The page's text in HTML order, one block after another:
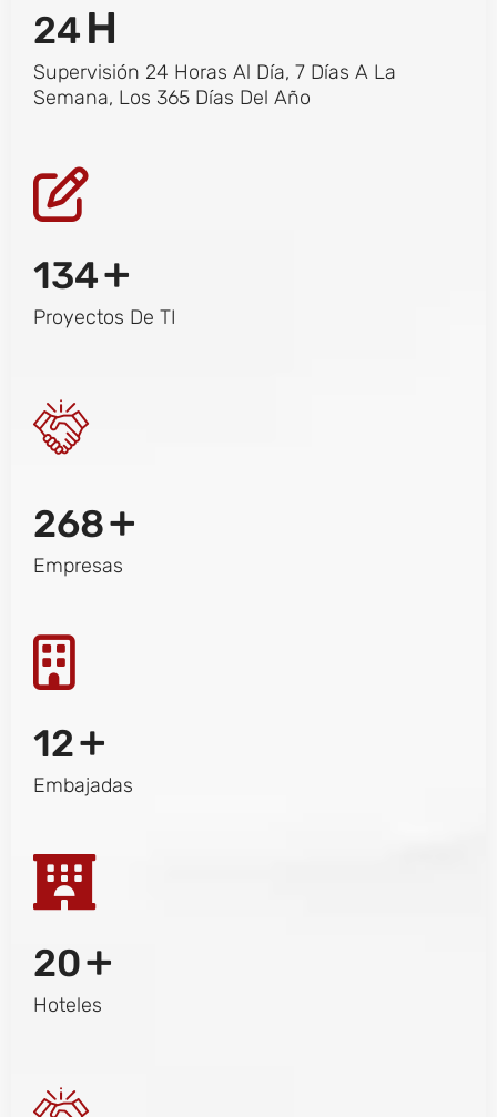
24H
Supervisión 24 Horas Al Día, 7 Días A La
Semana, Los 365 Días Del Año
134+
Proyectos De TI
268+
Empresas
12+
Embajadas
20+
Hoteles